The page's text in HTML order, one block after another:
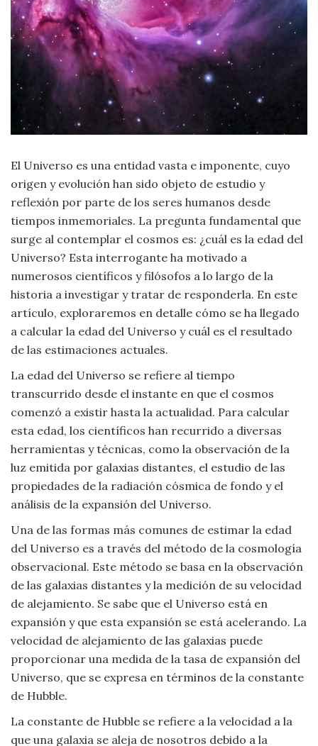
Criminología
Deporte
Economía
Historia
Lenguaje
Leyes
Literatura
Moda
y
Naturaleza
Psicología
Religión
Salud
Sociología
Tecnología
Universo
El Universo es una entidad vasta e imponente, cuyo
origen y evolución han sido objeto de estudio y
reflexión por parte de los seres humanos desde
tiempos inmemoriales. La pregunta fundamental que
surge al contemplar el cosmos es: ¿cuál es la edad del
Universo? Esta interrogante ha motivado a
numerosos científicos y filósofos a lo largo de la
historia a investigar y tratar de responderla. En este
artículo, exploraremos en detalle cómo se ha llegado
a calcular la edad del Universo y cuál es el resultado
de las estimaciones actuales.
La edad del Universo se refiere al tiempo
transcurrido desde el instante en que el cosmos
comenzó a existir hasta la actualidad. Para calcular
esta edad, los científicos han recurrido a diversas
herramientas y técnicas, como la observación de la
luz emitida por galaxias distantes, el estudio de las
propiedades de la radiación cósmica de fondo y el
análisis de la expansión del Universo.
Una de las formas más comunes de estimar la edad
del Universo es a través del método de la cosmología
observacional. Este método se basa en la observación
de las galaxias distantes y la medición de su velocidad
de alejamiento. Se sabe que el Universo está en
expansión y que esta expansión se está acelerando. La
velocidad de alejamiento de las galaxias puede
proporcionar una medida de la tasa de expansión del
Universo, que se expresa en términos de la constante
de Hubble.
La constante de Hubble se refiere a la velocidad a la
que una galaxia se aleja de nosotros debido a la